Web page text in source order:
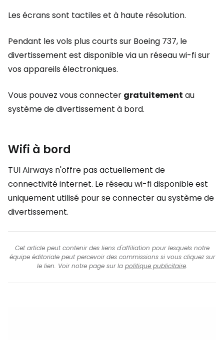
Les écrans sont tactiles et à haute résolution.
Pendant les vols plus courts sur Boeing 737, le
divertissement est disponible via un réseau wi-fi sur
vos appareils électroniques.
Vous pouvez vous connecter gratuitement au
système de divertissement à bord.
Wifi à bord
TUI Airways n'offre pas actuellement de
connectivité internet. Le réseau wi-fi disponible est
uniquement utilisé pour se connecter au système de
divertissement.
Cet article peut contenir des liens d'affiliation pour lesquels notre
équipe éditoriale peut percevoir des commissions si vous cliquez sur
le lien. Voir notre page sur la politique publicitaire.